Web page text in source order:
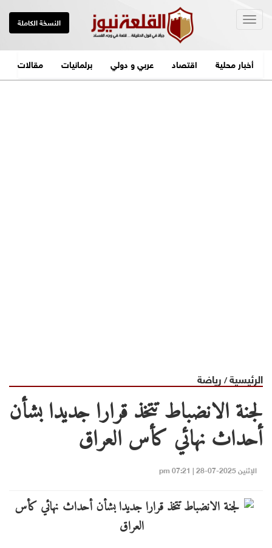
النسخة الكاملة
أخبار محلية اقتصاد عربي و دولي برلمانيات مقالات
الرئيسية/ رياضة
لجنة الانضباط تتخذ قرارا جديدا بشأن
أحداث نهائي كأس العراق
الإثنين 2025-07-28 | 07:21 pm